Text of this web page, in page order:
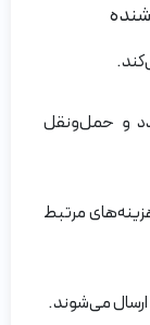
و حمل‌و‌نقل
مرتبط
می‌شوند.